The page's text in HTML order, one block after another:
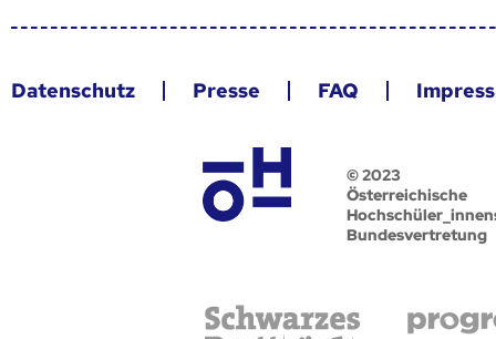
Datenschutz Presse FAQ
© 2023
Österreichische
Bundesvertretung